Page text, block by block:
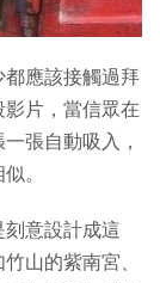
應該接觸過拜
片，當信眾在
張自動吸入，
。
意設計成這
山的紫南宮、